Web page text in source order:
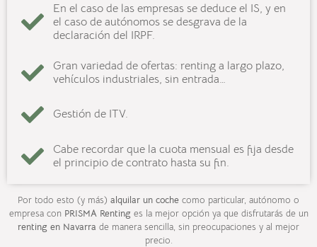
En el caso de las empresas se deduce el IS, y en
el caso de autónomos se desgrava de la
declaración del IRPF.
Gran variedad de ofertas: renting a largo plazo,
vehículos industriales, sin entrada…
Gestión de ITV.
Cabe recordar que la cuota mensual es fija desde
el principio de contrato hasta su fin.
Por todo esto (y más) alquilar un coche como particular, autónomo o
empresa con PRISMA Renting es la mejor opción ya que disfrutarás de un
renting en Navarra de manera sencilla, sin preocupaciones y al mejor
precio.